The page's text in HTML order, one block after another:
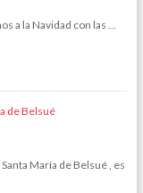
a la Navidad con las …
de Belsué
María de Belsué , es